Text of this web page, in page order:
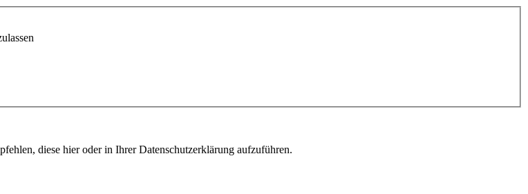
diese hier oder in Ihrer Datenschutzerklärung aufzuführen.